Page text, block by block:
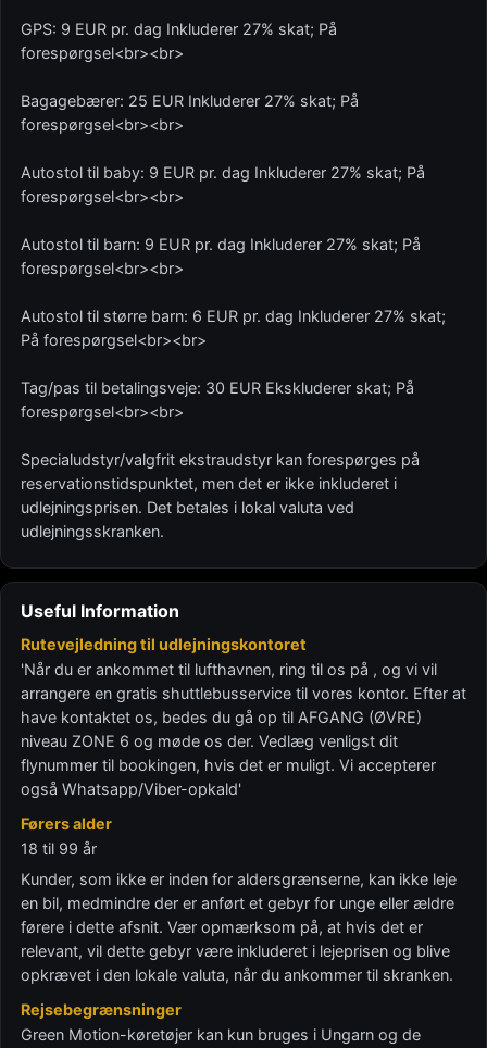
GPS: 9 EUR pr. dag Inkluderer 27% skat; På
forespørgsel<br><br>
Bagagebærer: 25 EUR Inkluderer 27% skat; På
forespørgsel<br><br>
Autostol til baby: 9 EUR pr. dag Inkluderer 27% skat; På
forespørgsel<br><br>
Autostol til barn: 9 EUR pr. dag Inkluderer 27% skat; På
forespørgsel<br><br>
Autostol til større barn: 6 EUR pr. dag Inkluderer 27% skat;
På forespørgsel<br><br>
Tag/pas til betalingsveje: 30 EUR Ekskluderer skat; På
forespørgsel<br><br>
Specialudstyr/valgfrit ekstraudstyr kan forespørges på
reservationstidspunktet, men det er ikke inkluderet i
udlejningsprisen. Det betales i lokal valuta ved
udlejningsskranken.
Useful Information
Rutevejledning til udlejningskontoret
'Når du er ankommet til lufthavnen, ring til os på , og vi vil
arrangere en gratis shuttlebusservice til vores kontor. Efter at
have kontaktet os, bedes du gå op til AFGANG (ØVRE)
niveau ZONE 6 og møde os der. Vedlæg venligst dit
flynummer til bookingen, hvis det er muligt. Vi accepterer
også Whatsapp/Viber-opkald'
Førers alder
18 til 99 år
Kunder, som ikke er inden for aldersgrænserne, kan ikke leje
en bil, medmindre der er anført et gebyr for unge eller ældre
førere i dette afsnit. Vær opmærksom på, at hvis det er
relevant, vil dette gebyr være inkluderet i lejeprisen og blive
opkrævet i den lokale valuta, når du ankommer til skranken.
Rejsebegrænsninger
Green Motion-køretøjer kan kun bruges i Ungarn og de